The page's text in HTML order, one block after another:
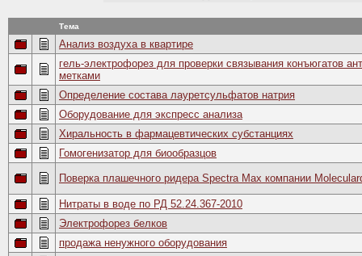
Тема
Анализ воздуха в квартире
гель-электрофорез для проверки связывания конъюгатов
метками
Определение состава лауретсульфатов натрия
Оборудование для экспресс анализа
Хиральность в фармацевтических субстанциях
Гомогенизатор для биообразцов
Поверка плашечного ридера Spectra Max компании
Нитраты в воде по РД 52.24.367-2010
Электрофорез белков
продажа ненужного оборудования